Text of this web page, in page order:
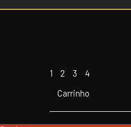
1 2 3
4
Carrinho